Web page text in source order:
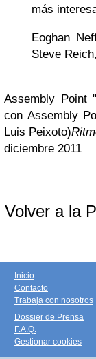
más
Eoghan
Steve
Assembly Point
con Assembly
Luis Peixoto)
diciembre 2011
Volver a la
Inicio
Contacto
Trabaja con nosotros
Dossier de Prensa
F.A.Q.
Gestionar cookies